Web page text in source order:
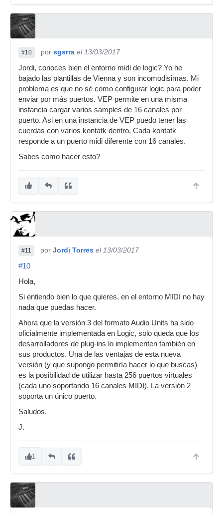
#10 por sgsrra el 13/03/2017
Jordi, conoces bien el entorno midi de logic? Yo he
bajado las plantillas de Vienna y son incomodisimas. Mi
problema es que no sé como configurar logic para poder
enviar por más puertos. VEP permite en una misma
instancia cargar varios samples de 16 canales por
puerto. Asi en una instancia de VEP puedo tener las
cuerdas con varios kontatk dentro. Cada kontatk
responde a un puerto midi diferente con 16 canales.
Sabes como hacer esto?
#11 por Jordi Torres el 13/03/2017
#10
Hola,
Si entiendo bien lo que quieres, en el entorno MIDI no hay
nada que puedas hacer.
Ahora que la versión 3 del formato Audio Units ha sido
oficialmente implementada en Logic, solo queda que los
desarrolladores de plug-ins lo implementen también en
sus productos. Una de las ventajas de esta nueva
versión (y que supongo permitiría hacer lo que buscas)
es la posibilidad de utilizar hasta 256 puertos virtuales
(cada uno soportando 16 canales MIDI). La versión 2
soporta un único puerto.
Saludos,
J.
1